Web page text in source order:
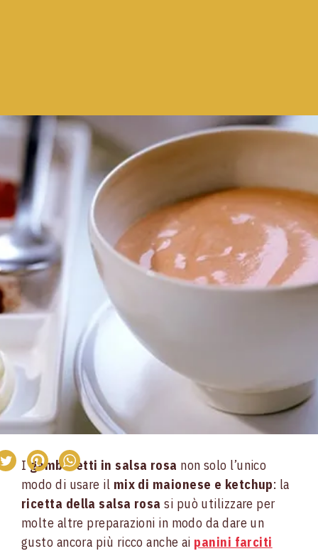
Igamberetti in salsa rosa non solo l’unico
modo di usare il mix di maionese e ketchup: la
ricetta della salsa rosa si può utilizzare per
molte altre preparazioni in modo da dare un
gusto ancora più ricco anche ai panini farciti